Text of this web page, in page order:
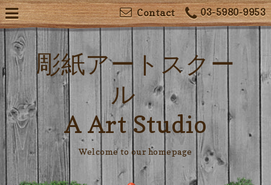
03-5980-9953
Contact
彫紙アートスクー
ル
A Art Studio
Welcome to our homepage